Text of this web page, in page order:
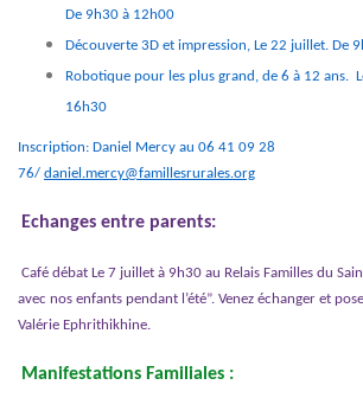
De 9h30 à 12h00
Découverte 3D et impression, Le 22 juillet. De
Robotique pour les plus grand, de 6 à 12 ans.
16h30
Inscription: Daniel Mercy au 06 41 09 28
76/ daniel.mercy@famillesrurales.org
Echanges entre parents:
Café débat Le 7 juillet à 9h30 au Relais Familles du
avec nos enfants pendant l’été”. Venez échanger et
Valérie Ephrithikhine.
Manifestations Familiales :